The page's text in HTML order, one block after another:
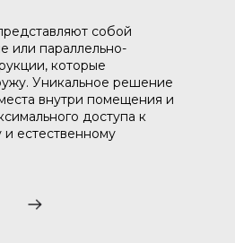
собой
или параллельно-
которые
Уникальное решение
внутри помещения и
доступа к
и естественному